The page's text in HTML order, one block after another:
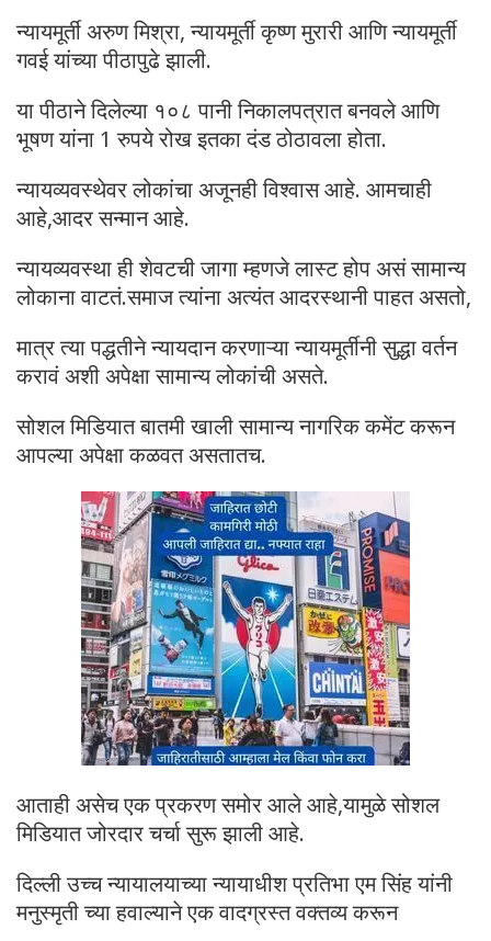
न्यायमूर्ती अरुण मिश्रा, न्यायमूर्ती कृष्ण मुरारी आणि न्यायमूर्ती
गवई यांच्या पीठापुढे झाली.
या पीठाने दिलेल्या १०८ पानी निकालपत्रात बनवले आणि
भूषण यांना 1 रुपये रोख इतका दंड ठोठावला होता.
न्यायव्यवस्थेवर लोकांचा अजूनही विश्वास आहे. आमचाही
आहे,आदर सन्मान आहे.
न्यायव्यवस्था ही शेवटची जागा म्हणजे लास्ट होप असं सामान्य
लोकाना वाटतं.समाज त्यांना अत्यंत आदरस्थानी पाहत असतो,
मात्र त्या पद्धतीने न्यायदान करणाऱ्या न्यायमूर्तीनी सुद्धा वर्तन
करावं अशी अपेक्षा सामान्य लोकांची असते.
सोशल मिडियात बातमी खाली सामान्य नागरिक कमेंट करून
आपल्या अपेक्षा कळवत असतातच.
आताही असेच एक प्रकरण समोर आले आहे,यामुळे सोशल
मिडियात जोरदार चर्चा सुरू झाली आहे.
दिल्ली उच्च न्यायालयाच्या न्यायाधीश प्रतिभा एम सिंह यांनी
मनुस्मृती च्या हवाल्याने एक वादग्रस्त वक्तव्य करून